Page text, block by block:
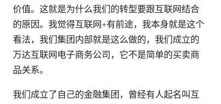
价值。这就是为什么我们的转型要跟互联网结合
的原因。我觉得互联网+有前途，我本身就是这个
看法，我们集团内部就是这么做的，我们成立的
万达互联网电子商务公司，它不是简单的买卖商
品关系。
我们成立了自己的金融集团，曾经有人起名叫互